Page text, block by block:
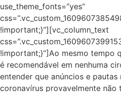
use_theme_fonts=”yes”
!important;}”][vc_column_text
!important;}”]Ao mesmo tempo
é recomendável em nenhuma
entender que anúncios e
coronavírus provavelmente não